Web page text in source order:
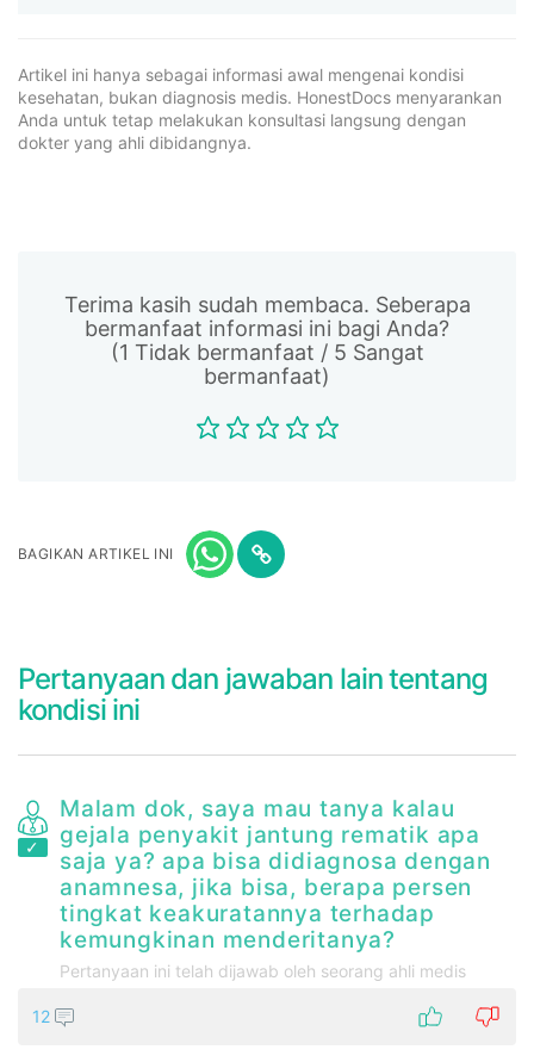
Artikel ini hanya sebagai informasi awal mengenai kondisi
kesehatan, bukan diagnosis medis. HonestDocs menyarankan
Anda untuk tetap melakukan konsultasi langsung dengan
dokter yang ahli dibidangnya.
Terima kasih sudah membaca. Seberapa
bermanfaat informasi ini bagi Anda?
(1 Tidak bermanfaat / 5 Sangat
bermanfaat)
BAGIKAN ARTIKEL INI
Pertanyaan dan jawaban lain tentang
kondisi ini
Malam dok, saya mau tanya kalau
gejala penyakit jantung rematik apa
saja ya? apa bisa didiagnosa dengan
anamnesa, jika bisa, berapa persen
tingkat keakuratannya terhadap
kemungkinan menderitanya?
Pertanyaan ini telah dijawab oleh seorang ahli medis
12